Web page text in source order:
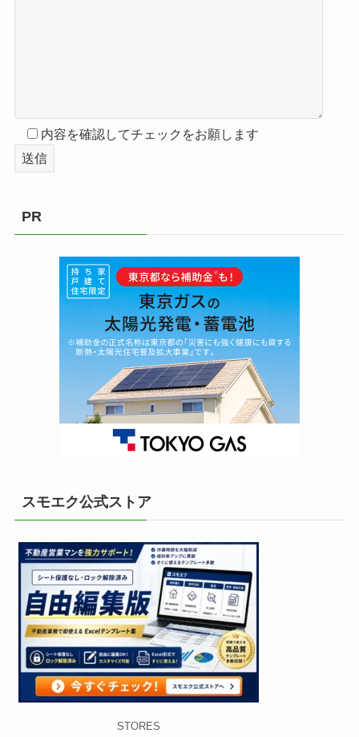
内容を確認してチェックをお願します
PR
スモエク公式ストア
STORES